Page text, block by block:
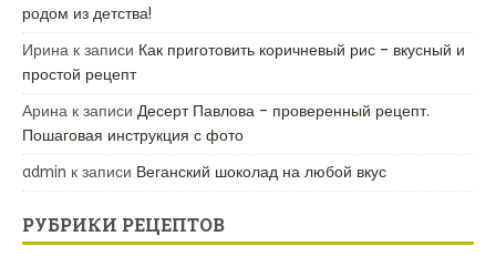
родом из детства!
Ирина к записи Как приготовить коричневый рис – вкусный и
простой рецепт
Арина к записи Десерт Павлова – проверенный рецепт.
Пошаговая инструкция с фото
admin к записи Веганский шоколад на любой вкус
РУБРИКИ РЕЦЕПТОВ